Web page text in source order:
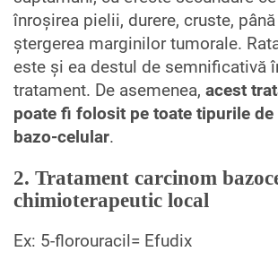
înroșirea pielii, durere, cruste,
ștergerea marginilor tumorale.
este și ea destul de semnificativă
tratament. De asemenea, acest
poate fi folosit pe toate tipurile
bazo-celular.
2. Tratament carcinom
chimioterapeutic local
Ex: 5-florouracil= Efudix